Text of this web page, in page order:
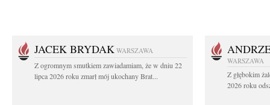
JACEK BRYDAK WARSZAWA
Z ogromnym smutkiem zawiadamiam, że w dniu 22
lipca 2026 roku zmarł mój ukochany Brat...
WARSZAWA
Z głębokim
2026 roku